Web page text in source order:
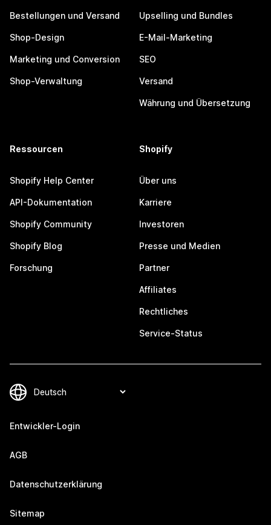
Bestellungen und Versand
Shop-Design
Marketing und Conversion
Shop-Verwaltung
Upselling und Bundles
E-Mail-Marketing
SEO
Versand
Währung und Übersetzung
Ressourcen
Shopify Help Center
API-Dokumentation
Shopify Community
Shopify Blog
Forschung
Shopify
Über uns
Karriere
Investoren
Presse und Medien
Partner
Affiliates
Rechtliches
Service-Status
Entwickler-Login
AGB
Datenschutzerklärung
Sitemap